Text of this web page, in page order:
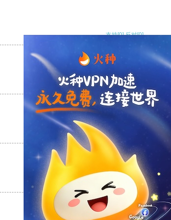
支持[0] 反对[0]
支持[0] 反对
支持
支持 反对 [0]